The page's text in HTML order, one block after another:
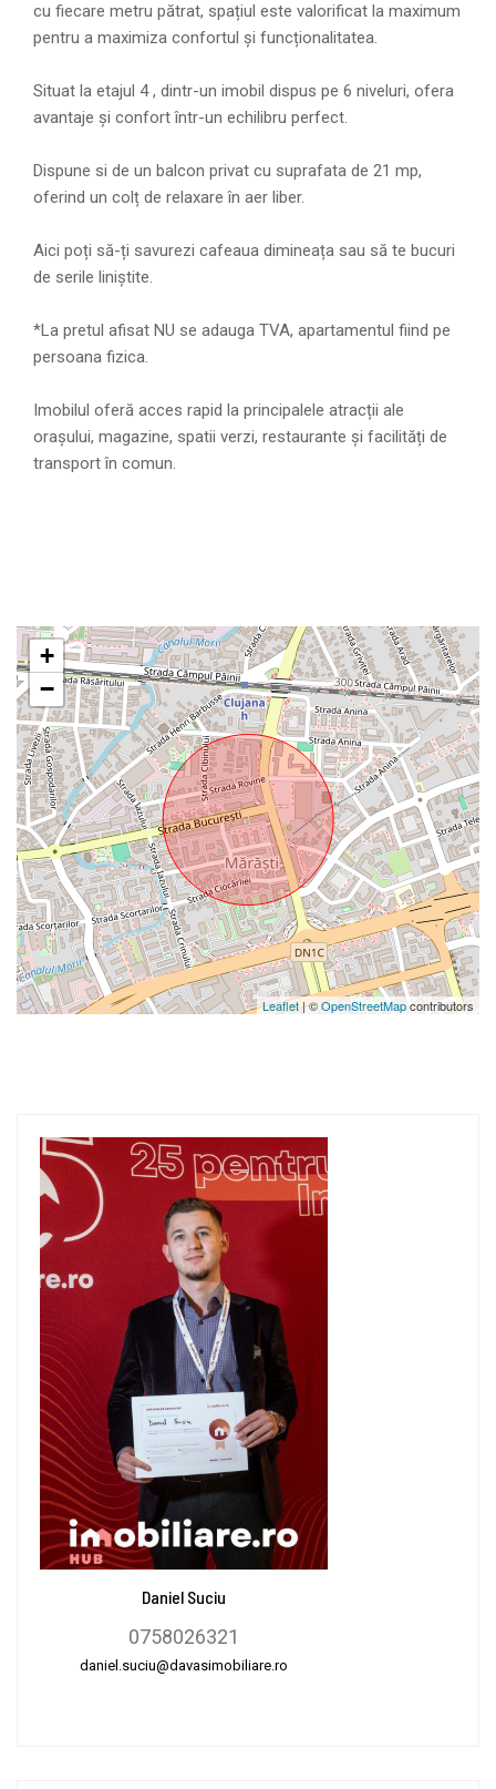
cu fiecare metru pătrat, spațiul este valorificat la maximum
pentru a maximiza confortul și funcționalitatea.
Situat la etajul 4 , dintr-un imobil dispus pe 6 niveluri, ofera
avantaje și confort într-un echilibru perfect.
Dispune si de un balcon privat cu suprafata de 21 mp,
oferind un colț de relaxare în aer liber.
Aici poți să-ți savurezi cafeaua dimineața sau să te bucuri
de serile liniștite.
*La pretul afisat NU se adauga TVA, apartamentul fiind pe
persoana fizica.
Imobilul oferă acces rapid la principalele atracții ale
orașului, magazine, spatii verzi, restaurante și facilități de
transport în comun.
+
−
Leaflet| ©OpenStreetMapcontributors
Daniel Suciu
0758026321
daniel.suciu@davasimobiliare.ro